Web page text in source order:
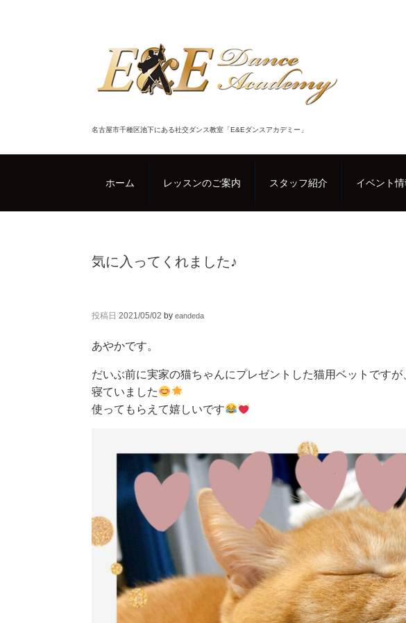
名古屋市千種区池下にある社交ダンス教室「E&Eダンスアカデミー」
ホーム レッスンのご案内 スタッフ紹介 イベント情
気に入ってくれました♪
投稿日 2021/05/02 by eandeda
あやかです。
だいぶ前に実家の猫ちゃんにプレゼントした猫用ベットです
寝ていました
使ってもらえて嬉しいです